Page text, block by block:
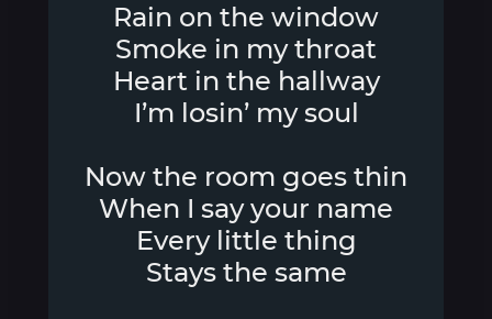
Rain on the window
Smoke in my throat
Heart in the hallway
I’m losin’ my soul
Now the room goes thin
When I say your name
Every little thing
Stays the same